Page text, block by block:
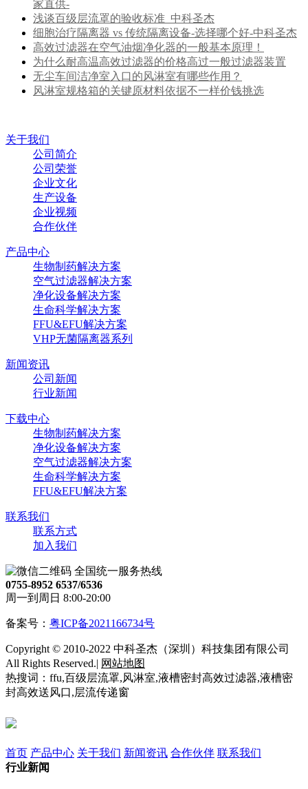
家直供-
浅谈百级层流罩的验收标准_中科圣杰
细胞治疗隔离器 vs 传统隔离设备-选择哪个好-中科圣杰
高效过滤器在空气油烟净化器的一般基本原理！
为什么耐高温高效过滤器的价格高过一般过滤器装置
无尘车间洁净室入口的风淋室有哪些作用？
风淋室规格箱的关键原材料依据不一样价钱挑选
关于我们
公司简介
公司荣誉
企业文化
生产设备
企业视频
合作伙伴
产品中心
生物制药解决方案
空气过滤器解决方案
净化设备解决方案
生命科学解决方案
FFU&EFU解决方案
VHP无菌隔离器系列
新闻资讯
公司新闻
行业新闻
下载中心
生物制药解决方案
净化设备解决方案
空气过滤器解决方案
生命科学解决方案
FFU&EFU解决方案
联系我们
联系方式
加入我们
全国统一服务热线
0755-8952 6537/6536
周一到周日 8:00-20:00
备案号： 粤ICP备2021166734号
Copyright © 2010-2022 中科圣杰（深圳）科技集团有限公司
All Rights Reserved.| 网站地图
热搜词：ffu,百级层流罩,风淋室,液槽密封高效过滤器,液槽密
封高效送风口,层流传递窗
首页 产品中心 关于我们 新闻资讯 合作伙伴 联系我们
行业新闻